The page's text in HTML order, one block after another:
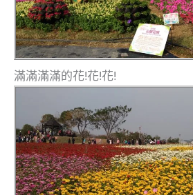
滿滿滿滿的花!花!花!